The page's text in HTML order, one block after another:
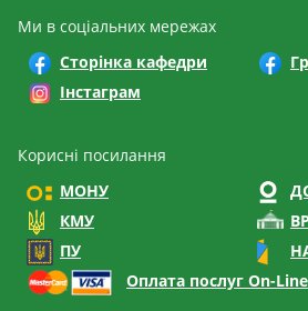
Ми в соціальних мережах
Сторінка кафедри
Інстаграм
Корисні посилання
МОНУ
КМУ
ПУ
Оплата послуг On-Line